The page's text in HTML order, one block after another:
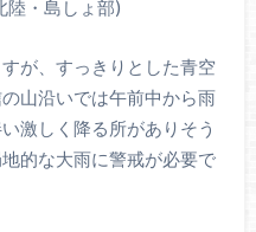
陸・島しょ部)
が、すっきりとした青空
山沿いでは午前中から雨
激しく降る所がありそう
的な大雨に警戒が必要で